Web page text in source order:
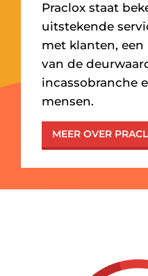
Praclox staat
uitstekende
met klanten,
van de
incassobranche
mensen.
MEER OVER